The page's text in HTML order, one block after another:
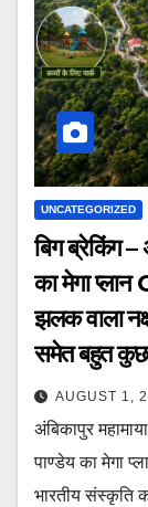
UNCATEGORIZED
बिग ब्रेकिंग –
का मेगा
झलक वाला
समेत बहुत
AUGUST 1,
अंबिकापुर
पाण्डेय का मेगा
भारतीय संस्कृति